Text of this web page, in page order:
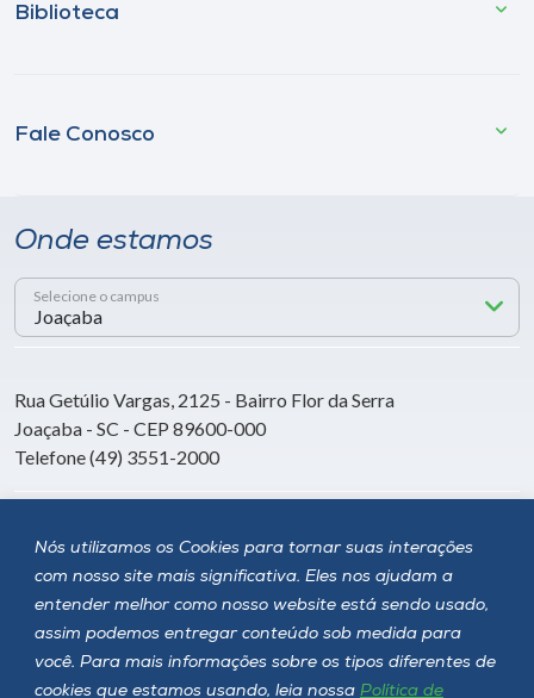
Nós utilizamos os Cookies para tornar suas interações
com nosso site mais significativa. Eles nos ajudam a
entender melhor como nosso website está sendo usado,
assim podemos entregar conteúdo sob medida para
você. Para mais informações sobre os tipos diferentes de
cookies que estamos usando, leia nossa Política de
Biblioteca
Fale Conosco
Onde estamos
Selecione o campus
Rua Getúlio Vargas, 2125 - Bairro Flor da Serra
Joaçaba - SC - CEP 89600-000
Telefone (49) 3551-2000
Siga a Unoesc